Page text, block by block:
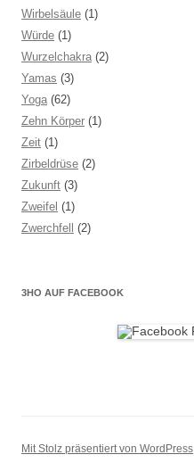
Wirbelsäule (1)
Würde (1)
Wurzelchakra (2)
Yamas (3)
Yoga (62)
Zehn Körper (1)
Zeit (1)
Zirbeldrüse (2)
Zukunft (3)
Zweifel (1)
Zwerchfell
(2)
3HO AUF FACEBOOK
Mit Stolz präsentiert von WordPress